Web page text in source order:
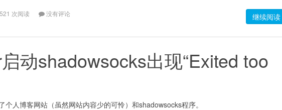
次阅读 没有评论 继续阅读
动shadowsocks出现“Exited too
人博客网站（虽然网站内容少的可怜）和shadowsocks程序。